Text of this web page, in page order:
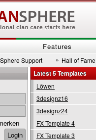
Features
Support » Hall of Fame
Latest 5 Templates
Löwen
3designz16
3designz24
FX Template 4
FX Template 3